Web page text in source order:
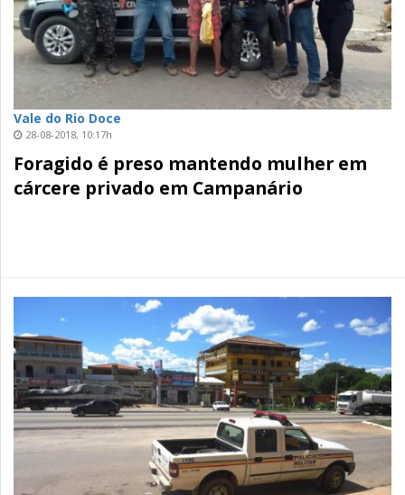
Vale do Rio Doce
28-08-2018, 10:17h
Foragido é preso mantendo mulher em
cárcere privado em Campanário